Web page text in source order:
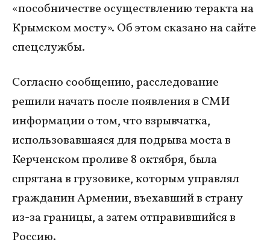
«пособничестве осуществлению теракта на
Крымском мосту». Об этом сказано на сайте
спецслужбы.
Согласно сообщению, расследование
решили начать после появления в СМИ
информации о том, что взрывчатка,
использовавшаяся для подрыва моста в
Керченском проливе 8 октября, была
спрятана в грузовике, которым управлял
гражданин Армении, въехавший в страну
из-за границы, а затем отправившийся в
Россию.